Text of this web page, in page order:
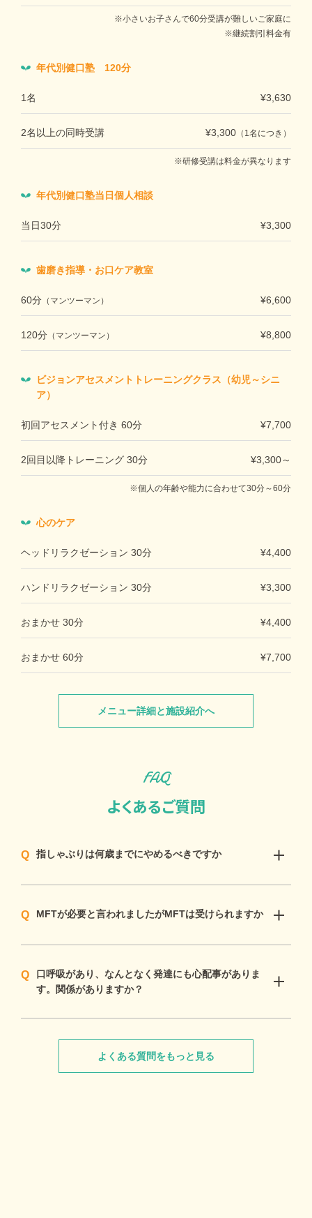
小さいお子さんで60分受講が難しいご家庭に
継続割引料金有
年代別健口塾 120分
1名 ¥3,630
2名以上の同時受講 ¥3,300 （1名につき）
研修受講は料金が異なります
年代別健口塾当日個人相談
当日30分 ¥3,300
歯磨き指導・お口ケア教室
60分 （マンツーマン） ¥6,600
120分 （マンツーマン） ¥8,800
ビジョンアセスメントトレーニングクラス（幼児～シニ
ア）
初回アセスメント付き 60分 ¥7,700
2回目以降トレーニング 30分 ¥3,300～
個人の年齢や能力に合わせて30分～60分
心のケア
ヘッドリラクゼーション 30分 ¥4,400
ハンドリラクゼーション 30分 ¥3,300
おまかせ 30分 ¥4,400
おまかせ 60分 ¥7,700
メニュー詳細と施設紹介へ
FAQ
よくあるご質問
指しゃぶりは何歳までにやめるべきですか
MFTが必要と言われましたがMFTは受けられますか
口呼吸があり、なんとなく発達にも心配事がありま
す。関係がありますか？
よくある質問をもっと見る